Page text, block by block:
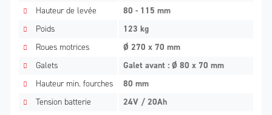
Hauteur de levée
80 - 115 mm
Poids
123 kg
Roues motrices
Ø 270 x 70 mm
Galets
Galet avant : Ø 80 x 70 mm
Hauteur min. fourches
80 mm
Tension batterie
24V / 20Ah